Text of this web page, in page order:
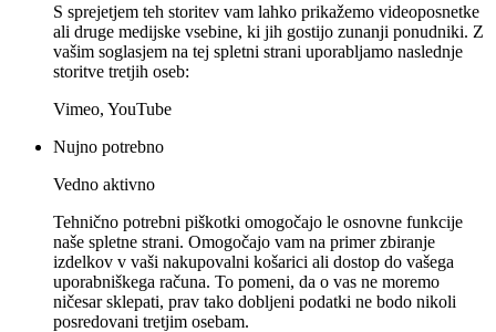
S sprejetjem teh storitev vam lahko prikažemo videoposnetke
ali druge medijske vsebine, ki jih gostijo zunanji ponudniki. Z
vašim soglasjem na tej spletni strani uporabljamo naslednje
storitve tretjih oseb:
Vimeo, YouTube
Nujno potrebno
Vedno aktivno
Tehnično potrebni piškotki omogočajo le osnovne funkcije
naše spletne strani. Omogočajo vam na primer zbiranje
izdelkov v vaši nakupovalni košarici ali dostop do vašega
uporabniškega računa. To pomeni, da o vas ne moremo
ničesar sklepati, prav tako dobljeni podatki ne bodo nikoli
posredovani tretjim osebam.